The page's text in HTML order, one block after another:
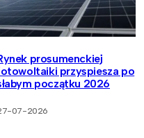
prosumenckiej
przyspiesza po
początku 2026
07-2026